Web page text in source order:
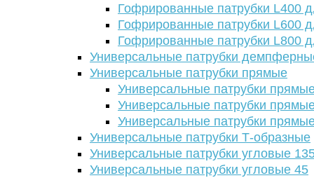
Гофрированные патрубки L400
Гофрированные патрубки L600
Гофрированные патрубки L800
Универсальные патрубки
Универсальные патрубки прямые
Универсальные патрубки
Универсальные патрубки
Универсальные патрубки
Универсальные патрубки Т-образные
Универсальные патрубки угловые
Универсальные патрубки угловые 45